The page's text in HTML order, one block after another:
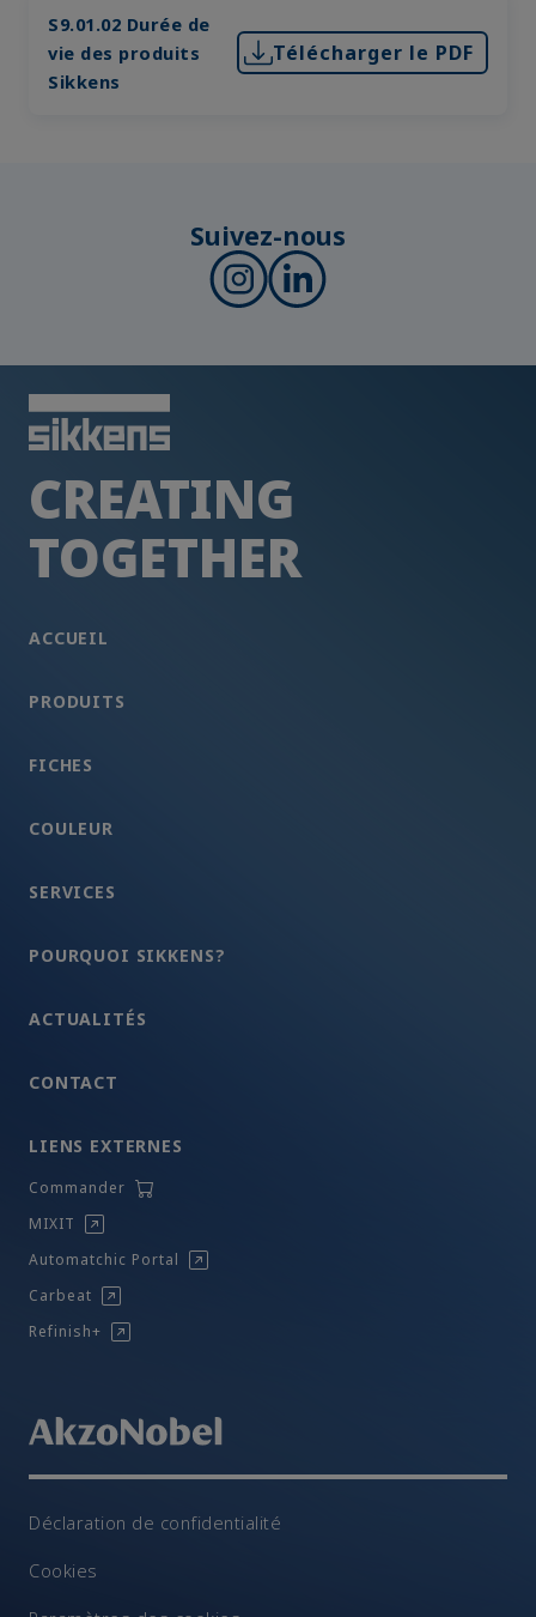
S9.01.02 Durée de
vie des produits
Sikkens
Télécharger le PDF
Suivez-nous
CREATING
TOGETHER
ACCUEIL
PRODUITS
FICHES
COULEUR
SERVICES
POURQUOI SIKKENS?
ACTUALITÉS
CONTACT
LIENS EXTERNES
Commander
MIXIT
Automatchic Portal
Carbeat
Refinish+
Déclaration de confidentialité
Cookies